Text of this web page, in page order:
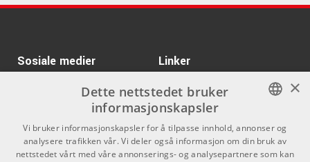
Sosiale medier Linker
Om Oss
Kontakt oss
Kjøpsvilkår
NORWEGIAN
×
Dette nettstedet bruker
informasjonskapsler
Vi bruker informasjonskapsler for å tilpasse innhold, annonser og
analysere trafikken vår. Vi deler også informasjon om din bruk av
nettstedet vårt med våre annonserings- og analysepartnere som kan